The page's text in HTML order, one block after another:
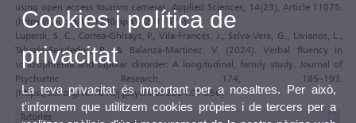
using open access tourism cameras. Applied Sciences, 14(23), Article 11075.
(https://doi.org/10.3390/app142311075)
Luperdi, S. C., Correa-Ghisays, P., Vila-Francés, J., Selva-Vera, G., Livianos, L.,
Tabarés-Seisdedos, R., & Balanzá-Martínez, V. (2024). Verbal fluency in
schizophrenia and bipolar disorder: A longitudinal, family study. Journal of
Psychiatric Research, 174, 185–193.
(https://doi.org/10.1016/j.jpsychires.2024.07.056)
Tutories
Cookies i política de
privacitat
La teva privacitat és important per a nosaltres. Per això,
t'informem que utilitzem cookies pròpies i de tercers per a